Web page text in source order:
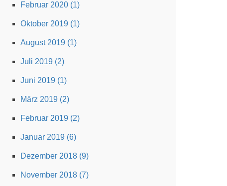
Februar 2020 (1)
Oktober 2019 (1)
August 2019 (1)
Juli 2019 (2)
Juni 2019 (1)
März 2019 (2)
Februar 2019 (2)
Januar 2019 (6)
Dezember 2018 (9)
November 2018 (7)